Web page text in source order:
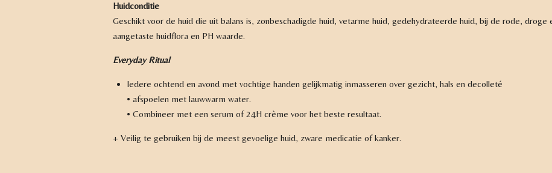
Huidconditie
Geschikt voor de huid die uit balans is, zonbeschadigde huid, vetarme huid, gedehydrateerde huid, bij de rode,
aangetaste huidflora en PH waarde.
Everyday Ritual
Iedere ochtend en avond met vochtige handen gelijkmatig inmasseren over gezicht, hals en decolleté
• afspoelen met lauwwarm water.
• Combineer met een serum of 24H crème voor het beste resultaat.
+ Veilig te gebruiken bij de meest gevoelige huid, zware medicatie of kanker.